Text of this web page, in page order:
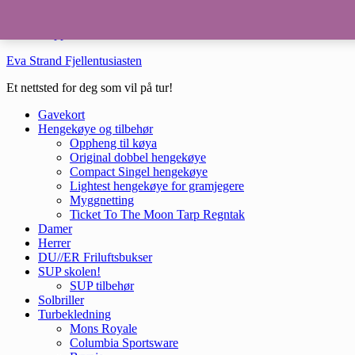
Eva Strand Fjellentusiasten
Et nettsted for deg som vil på tur!
Gavekort
Hengekøye og tilbehør
Oppheng til køya
Original dobbel hengekøye
Compact Singel hengekøye
Lightest hengekøye for gramjegere
Myggnetting
Ticket To The Moon Tarp Regntak
Damer
Herrer
DU//ER Friluftsbukser
SUP skolen!
SUP tilbehør
Solbriller
Turbekledning
Mons Royale
Columbia Sportsware